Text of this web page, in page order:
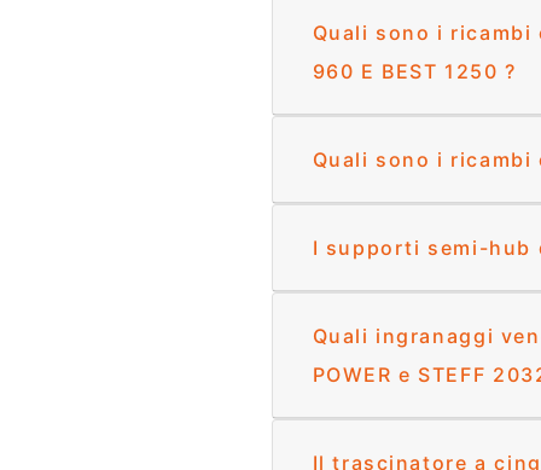
Quali sono i ricambi
960 E BEST 1250 ?
Quali sono i ricambi
I supporti semi-hub
Quali ingranaggi
POWER e STEFF
Il trascinatore a